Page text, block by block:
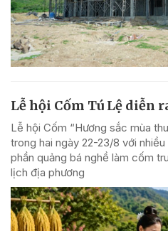
Lễ hội Cốm Tú Lệ diễn
Lễ hội Cốm “Hương sắc mùa
trong hai ngày 22-23/8 với
phần quảng bá nghề làm cốm
lịch địa phương